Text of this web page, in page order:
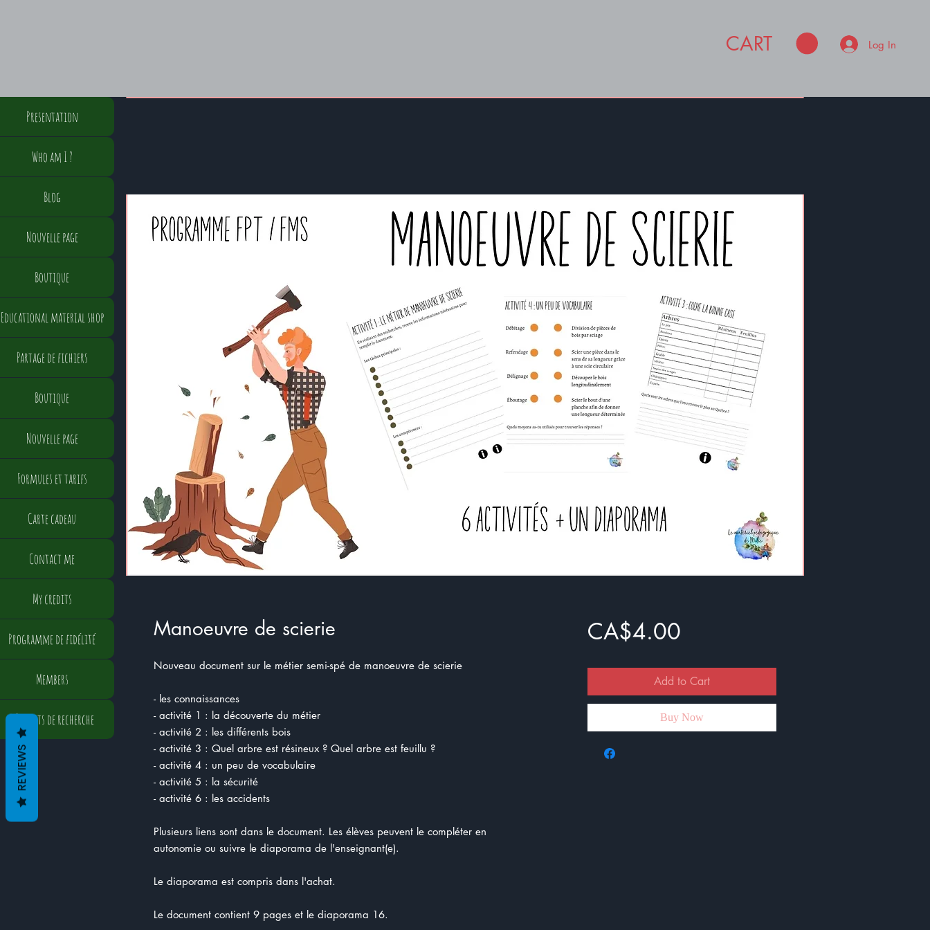
CART Log In
Manoeuvre de scierie
Nouveau document sur le métier semi-spé de manoeuvre de scierie
- les connaissances
- activité 1 : la découverte du métier
- activité 2 : les différents bois
- activité 3 : Quel arbre est résineux ? Quel arbre est feuillu ?
- activité 4 : un peu de vocabulaire
- activité 5 : la sécurité
- activité 6 : les accidents
Plusieurs liens sont dans le document. Les élèves peuvent le compléter en
autonomie ou suivre le diaporama de l'enseignant(e).
Le diaporama est compris dans l'achat.
Le document contient 9 pages et le diaporama 16.
CA$4.00Price
Add to Cart
Buy Now
Presentation
Who am I ?
Blog
Nouvelle page
Boutique
Educational material shop
Partage de fichiers
Boutique
Nouvelle page
Formules et tarifs
Carte cadeau
Contact me
My credits
Programme de fidélité
Members
Résultats de recherche
REVIEWS